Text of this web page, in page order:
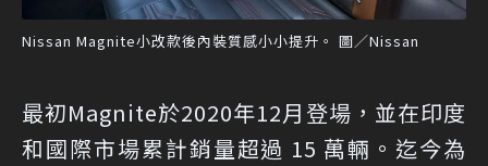
Nissan Magnite小改款後內裝質感小小提升。 圖／Nissan
最初Magnite於2020年12月登場，並在印度
和國際市場累計銷量超過 15 萬輛。迄今為